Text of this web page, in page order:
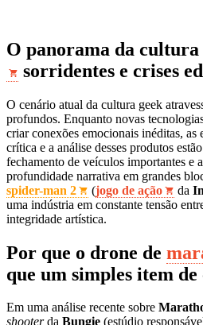
O panorama da
sorridentes e crises
O cenário atual da cultura geek
profundos. Enquanto novas
criar conexões emocionais inéditas, as
crítica e a análise desses produtos
fechamento de veículos importantes e
profundidade narrativa em grandes
spider-man 2
(jogo de ação da
uma indústria em constante tensão
integridade artística.
Por que o drone de
que um simples item de
Em uma análise recente sobre
shooterda Bungie (estúdio